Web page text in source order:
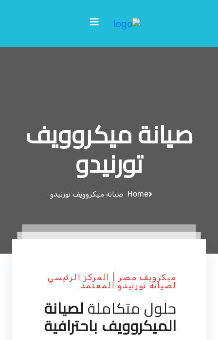
صيانة ميكروويف
تورنيدو
Home صيانة ميكروويف تورنيدو
ميكرويف مصر | المركز الرئيسي
لصيانة تورنيدو المعتمد
حلول متكاملةلصيانة
الميكروويف باحترافية